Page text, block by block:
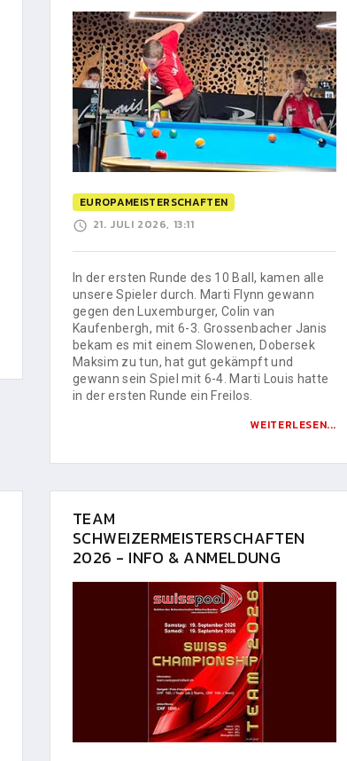
EUROPAMEISTERSCHAFTEN
21. JULI 2026, 13:11
In der ersten Runde des 10 Ball, kamen alle
unsere Spieler durch. Marti Flynn gewann
gegen den Luxemburger, Colin van
Kaufenbergh, mit 6-3. Grossenbacher Janis
bekam es mit einem Slowenen, Dobersek
Maksim zu tun, hat gut gekämpft und
gewann sein Spiel mit 6-4. Marti Louis hatte
in der ersten Runde ein Freilos.
WEITERLESEN...
TEAM
SCHWEIZERMEISTERSCHAFTEN
2026 - INFO & ANMELDUNG